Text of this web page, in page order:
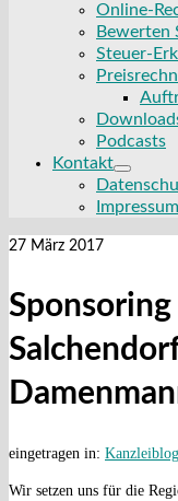
Online-
Bewerten
Steuer-
Podcasts
Kontakt
Impressum
27 März 2017
Sponsoring
eingetragen in: Kanzleiblog
Wir setzen uns für die